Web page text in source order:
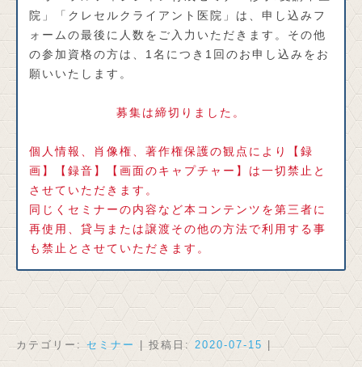
院」「クレセルクライアント医院」は、申し込みフ
ォームの最後に人数をご入力いただきます。その他
の参加資格の方は、1名につき1回のお申し込みをお
願いいたします。
募集は締切りました。
個人情報、肖像権、著作権保護の観点により【録
画】【録音】【画面のキャプチャー】は一切禁止と
させていただきます。
同じくセミナーの内容など本コンテンツを第三者に
再使用、貸与または譲渡その他の方法で利用する事
も禁止とさせていただきます。
カテゴリー:セミナー | 投稿日: 2020-07-15 |